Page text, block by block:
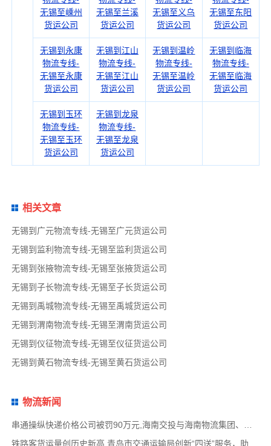
无锡至嵊州
货运公司
无锡至兰溪
货运公司
无锡至义乌
货运公司
无锡至东阳
货运公司
无锡到永康
物流专线-
无锡至永康
货运公司
无锡到江山
物流专线-
无锡至江山
货运公司
无锡到温岭
物流专线-
无锡至温岭
货运公司
无锡到临海
物流专线-
无锡至临海
货运公司
无锡到玉环
物流专线-
无锡至玉环
货运公司
无锡到龙泉
物流专线-
无锡至龙泉
货运公司
相关文章
无锡到广元物流专线-无锡至广元货运公司
无锡到监利物流专线-无锡至监利货运公司
无锡到张掖物流专线-无锡至张掖货运公司
无锡到子长物流专线-无锡至子长货运公司
无锡到禹城物流专线-无锡至禹城货运公司
无锡到渭南物流专线-无锡至渭南货运公司
无锡到仪征物流专线-无锡至仪征货运公司
无锡到黄石物流专线-无锡至黄石货运公司
物流新闻
串通操纵快递价格公司被罚90万元,海南交投与海南物流集团、中国移动海南公司签署战略合作